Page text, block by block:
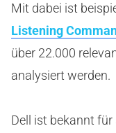
Mit dabei ist
Listening
über 22.000
analysiert werden.
Dell ist bekannt für